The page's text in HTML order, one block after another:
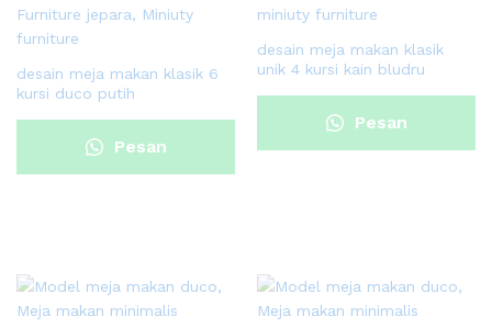
desain meja makan klasik 6
kursi duco putih
Pesan
desain meja makan klasik
unik 4 kursi kain bludru
Pesan